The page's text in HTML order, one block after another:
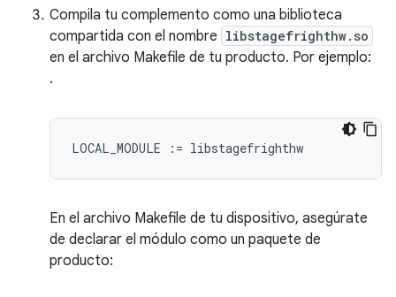
Compila tu complemento como una biblioteca
compartida con el nombre libstagefrighthw.so
en el archivo Makefile de tu producto. Por ejemplo:
.
En el archivo Makefile de tu dispositivo, asegúrate
de declarar el módulo como un paquete de
producto: